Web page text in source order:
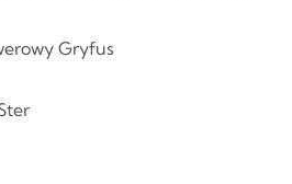
Gryfus